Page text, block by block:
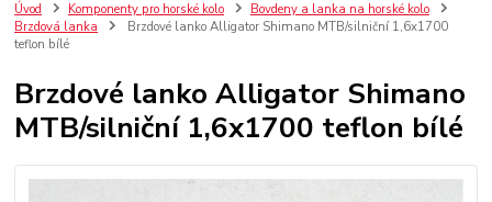
Úvod Komponenty pro horské kolo
Bovdeny a lanka na horské kolo
Brzdová lanka
Brzdové lanko Alligator Shimano MTB/silniční 1,6x1700
teflon bílé
Brzdové lanko Alligator Shimano
MTB/silniční 1,6x1700 teflon bílé